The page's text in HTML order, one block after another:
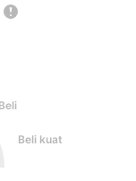
Beli
Beli kuat